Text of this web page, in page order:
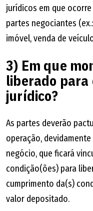
jurídicos em que
partes negociantes
imóvel, venda de
3) Em que
liberado para
jurídico?
As partes deverão
operação,
negócio, que ficará
condição(ões) para
cumprimento da(s)
valor depositado.